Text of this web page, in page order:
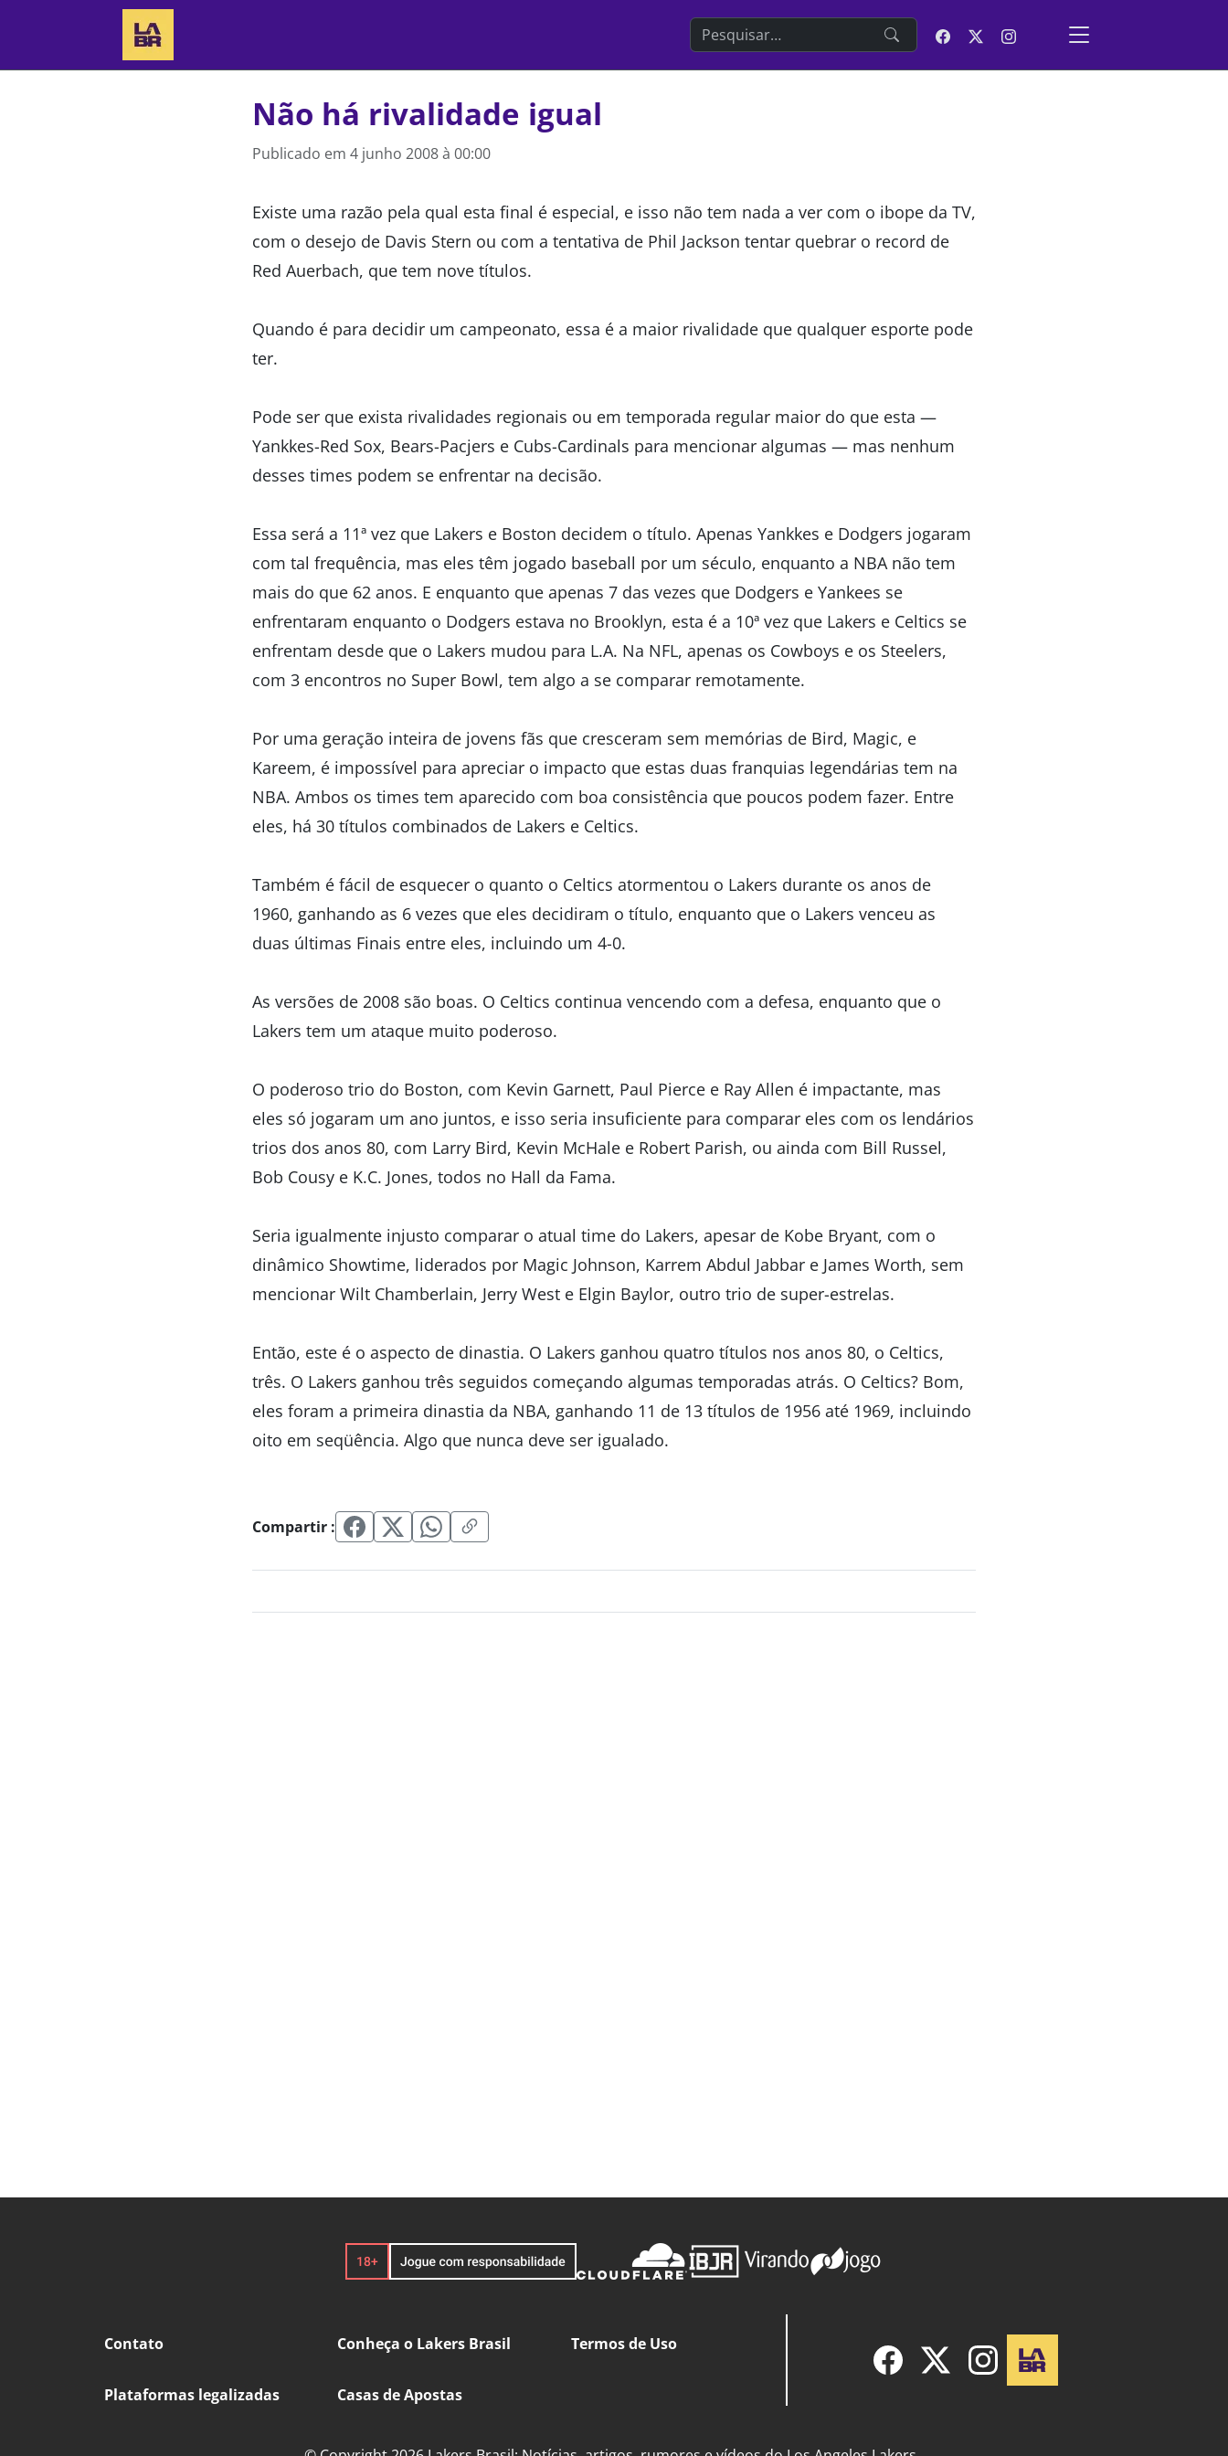
Search the website
Não há rivalidade igual
Publicado em 4 junho 2008 à 00:00
Existe uma razão pela qual esta final é especial, e isso não tem nada a ver com o ibope da TV,
com o desejo de Davis Stern ou com a tentativa de Phil Jackson tentar quebrar o record de
Red Auerbach, que tem nove títulos.
Quando é para decidir um campeonato, essa é a maior rivalidade que qualquer esporte pode
ter.
Pode ser que exista rivalidades regionais ou em temporada regular maior do que esta —
Yankkes-Red Sox, Bears-Pacjers e Cubs-Cardinals para mencionar algumas — mas nenhum
desses times podem se enfrentar na decisão.
Essa será a 11ª vez que Lakers e Boston decidem o título. Apenas Yankkes e Dodgers jogaram
com tal frequência, mas eles têm jogado baseball por um século, enquanto a NBA não tem
mais do que 62 anos. E enquanto que apenas 7 das vezes que Dodgers e Yankees se
enfrentaram enquanto o Dodgers estava no Brooklyn, esta é a 10ª vez que Lakers e Celtics se
enfrentam desde que o Lakers mudou para L.A. Na NFL, apenas os Cowboys e os Steelers,
com 3 encontros no Super Bowl, tem algo a se comparar remotamente.
Por uma geração inteira de jovens fãs que cresceram sem memórias de Bird, Magic, e
Kareem, é impossível para apreciar o impacto que estas duas franquias legendárias tem na
NBA. Ambos os times tem aparecido com boa consistência que poucos podem fazer. Entre
eles, há 30 títulos combinados de Lakers e Celtics.
Também é fácil de esquecer o quanto o Celtics atormentou o Lakers durante os anos de
1960, ganhando as 6 vezes que eles decidiram o título, enquanto que o Lakers venceu as
duas últimas Finais entre eles, incluindo um 4-0.
As versões de 2008 são boas. O Celtics continua vencendo com a defesa, enquanto que o
Lakers tem um ataque muito poderoso.
O poderoso trio do Boston, com Kevin Garnett, Paul Pierce e Ray Allen é impactante, mas
eles só jogaram um ano juntos, e isso seria insuficiente para comparar eles com os lendários
trios dos anos 80, com Larry Bird, Kevin McHale e Robert Parish, ou ainda com Bill Russel,
Bob Cousy e K.C. Jones, todos no Hall da Fama.
Seria igualmente injusto comparar o atual time do Lakers, apesar de Kobe Bryant, com o
dinâmico Showtime, liderados por Magic Johnson, Karrem Abdul Jabbar e James Worth, sem
mencionar Wilt Chamberlain, Jerry West e Elgin Baylor, outro trio de super-estrelas.
Então, este é o aspecto de dinastia. O Lakers ganhou quatro títulos nos anos 80, o Celtics,
três. O Lakers ganhou três seguidos começando algumas temporadas atrás. O Celtics? Bom,
eles foram a primeira dinastia da NBA, ganhando 11 de 13 títulos de 1956 até 1969, incluindo
oito em seqüência. Algo que nunca deve ser igualado.
Compartir :
Contato Conheça o Lakers Brasil Termos de Uso
Plataformas legalizadas Casas de Apostas